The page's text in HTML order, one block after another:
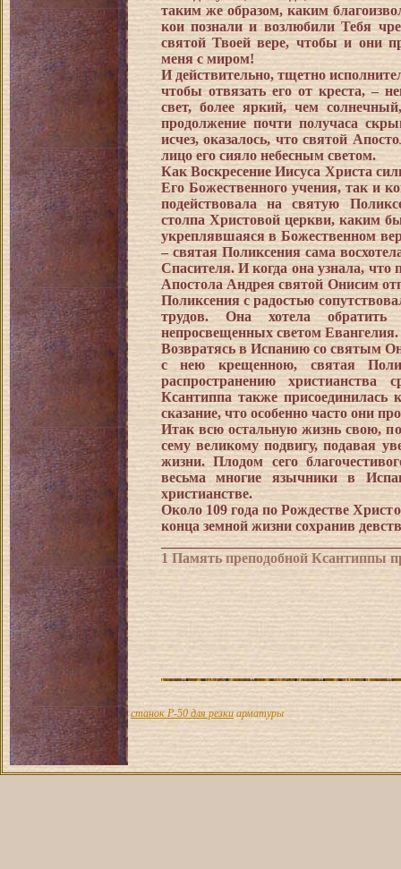
таким же образом, каким
кои познали и возлюбили Тебя
святой Твоей вере, чтобы и они
меня с миром!
И действительно, тщетно
чтобы отвязать его от креста, –
свет, более яркий, чем
продолжение почти получаса
исчез, оказалось, что святой
лицо его сияло небесным светом.
Как Воскресение Иисуса Христа
Его Божественного учения, так и
подействовала на святую
столпа Христовой церкви, каким
укреплявшаяся в Божественном
– святая Поликсения сама
Спасителя. И когда она узнала,
Апостола Андрея святой Онисим
Поликсения с радостью
трудов. Она хотела
непросвещенных светом Евангелия.
Возвратясь в Испанию со святым
с нею крещенною, святая
распространению христианства
Ксантиппа также присоединилась
сказание, что особенно часто они
Итак всю остальную жизнь свою,
сему великому подвигу, подавая
жизни. Плодом сего
весьма многие язычники в
христианстве.
Около 109 года по Рождестве
конца земной жизни сохранив
1 Память преподобной Ксантиппы
станок Р-50 для резки арматуры